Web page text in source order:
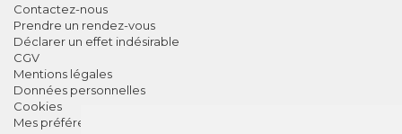
Contactez-nous
Prendre un rendez-vous
Déclarer un effet indésirable
CGV
Mentions légales
Données personnelles
Cookies
Mes préférences Cookies